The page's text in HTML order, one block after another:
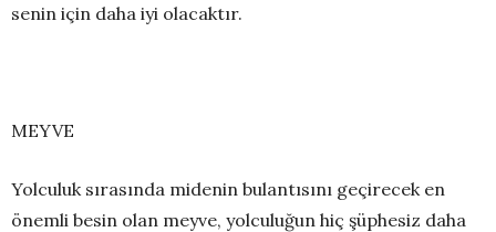
senin için daha iyi olacaktır.
MEYVE
Yolculuk sırasında midenin bulantısını geçirecek en
önemli besin olan meyve, yolculuğun hiç şüphesiz daha